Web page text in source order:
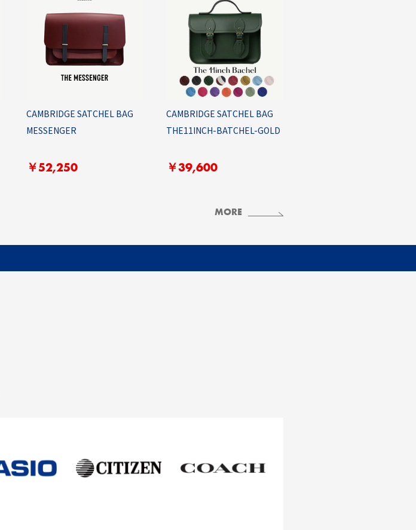
CAMBRIDGE SATCHEL BAG
MESSENGER
￥52,250
CAMBRIDGE SATCHEL BAG
THE11INCH-BATCHEL-GOLD
￥39,600
MORE